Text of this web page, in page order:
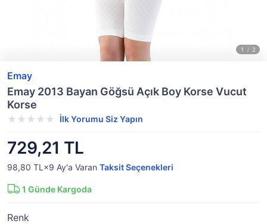
Emay
Emay 2013 Bayan Göğsü Açık Boy Korse Vucut
Korse
İlk Yorumu Siz Yapın
729,21 TL
98,80 TL×9 Ay'a Varan Taksit Seçenekleri
1 Günde Kargoda
Renk